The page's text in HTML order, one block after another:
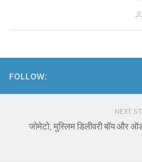
FOLLOW:
NEXT
जोमेटो, मुस्लिम डिलीवरी बॉय और